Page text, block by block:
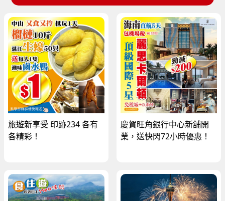
旅遊新享受 印跡234 各有
各精彩！
慶賀旺角銀行中心新舖開
業，送快閃72小時優惠！